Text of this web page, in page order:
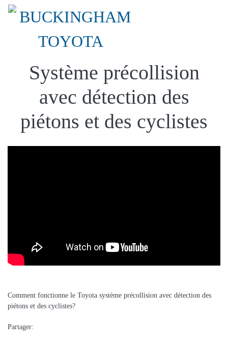
Système précollision
avec détection des
piétons et des cyclistes
Comment fonctionne le Toyota système précollision avec détection des
piétons et des cyclistes?
Partager: